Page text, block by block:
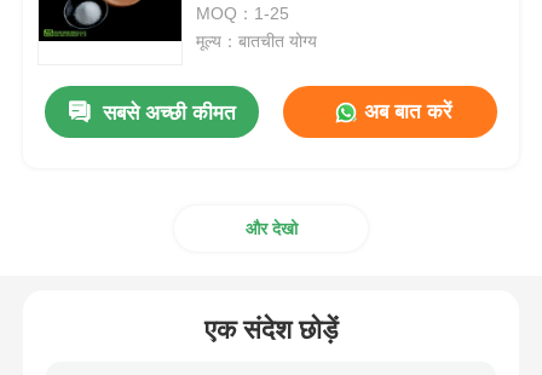
MOQ：1-25
मूल्य：बातचीत योग्य
सबसे अच्छी कीमत अब बात करें
और देखो
एक संदेश छोड़ें